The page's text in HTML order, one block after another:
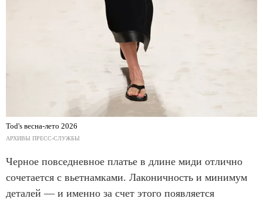
Tod's весна-лето 2026
АРХИВЫ ПРЕСС-СЛУЖБЫ
Черное повседневное платье в длине миди отлично
сочетается с вьетнамками. Лаконичность и минимум
деталей — и именно за счет этого появляется